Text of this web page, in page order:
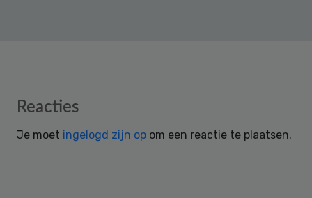
Reader
Reacties
Je moet ingelogd zijn op om een reactie te plaatsen.